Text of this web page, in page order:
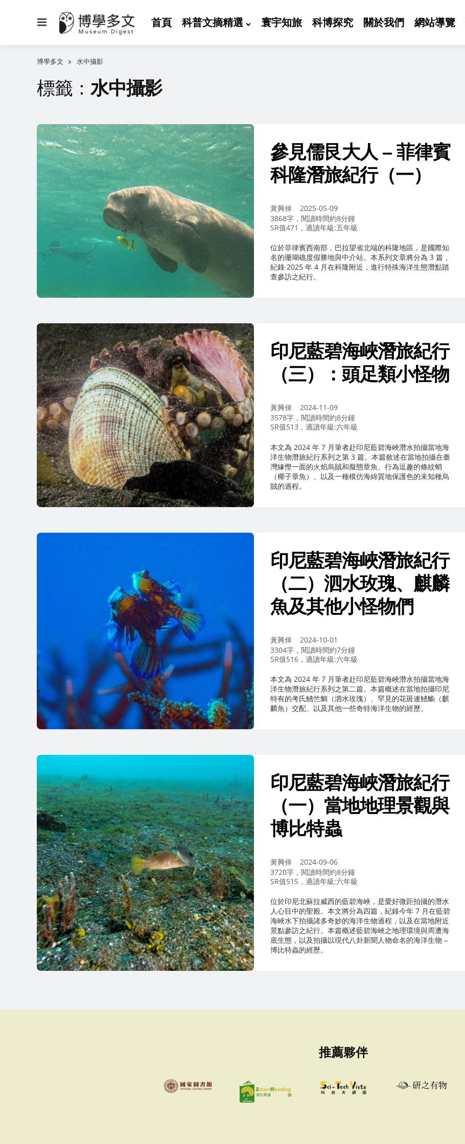
首頁 科普文摘精選 寰宇知旅 科博探究 關於我們 網站導覽
博學多文 水中攝影
標籤： 水中攝影
參見儒艮大人 – 菲律賓
科隆潛旅紀行（一）
作
者：
黃興倬
2025-05-09
3868字，閱讀時間約8分鐘
SR值471，適讀年級:五年級
位於菲律賓西南部，巴拉望省北端的科隆地區，是國際知
名的珊瑚礁度假勝地與中介站。本系列文章將分為 3 篇，
紀錄 2025 年 4 月在科隆附近，進行特殊海洋生態潛點踏
查參訪之紀行。
印尼藍碧海峽潛旅紀行
（三）：頭足類小怪物
作
者：
黃興倬
2024-11-09
3578字，閱讀時間約8分鐘
SR值513，適讀年級:六年級
本文為 2024 年 7 月筆者赴印尼藍碧海峽潛水拍攝當地海
洋生物潛旅紀行系列之第 3 篇。本篇敘述在當地拍攝在臺
灣緣慳一面的火焰烏賊和擬態章魚、行為逗趣的條紋蛸
（椰子章魚）、以及一種模仿海綿質地保護色的未知種烏
賊的過程。
印尼藍碧海峽潛旅紀行
（二）泗水玫瑰、麒麟
魚及其他小怪物們
作
者：
黃興倬
2024-10-01
3304字，閱讀時間約7分鐘
SR值516，適讀年級:六年級
本文為 2024 年 7 月筆者赴印尼藍碧海峽潛水拍攝當地海
洋生物潛旅紀行系列之第二篇。本篇概述在當地拍攝印尼
特有的考氏鰭竺鯛（泗水玫瑰）、罕見的花斑連鰭䲗（麒
麟魚）交配、以及其他一些奇特海洋生物的經歷。
印尼藍碧海峽潛旅紀行
（一）當地地理景觀與
博比特蟲
作
者：
黃興倬
2024-09-06
3720字，閱讀時間約8分鐘
SR值515，適讀年級:六年級
位於印尼北蘇拉威西的藍碧海峽，是愛好微距拍攝的潛水
人心目中的聖殿。本文將分為四篇，紀錄今年 7 月在藍碧
海峽水下拍攝諸多奇妙的海洋生物過程，以及在當地附近
景點參訪之紀行。本篇概述藍碧海峽之地理環境與周遭海
底生態，以及拍攝以現代八卦新聞人物命名的海洋生物 –
博比特蟲的經歷。
推薦夥伴